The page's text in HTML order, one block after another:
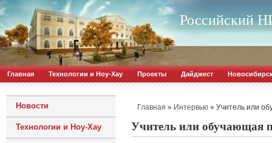
Российский
Главная Технологии и Ноу-Хау Проекты Дайджест
Новости
Технологии и Ноу-Хау
Главная » Интервью » Учитель или
Учитель или обучающая